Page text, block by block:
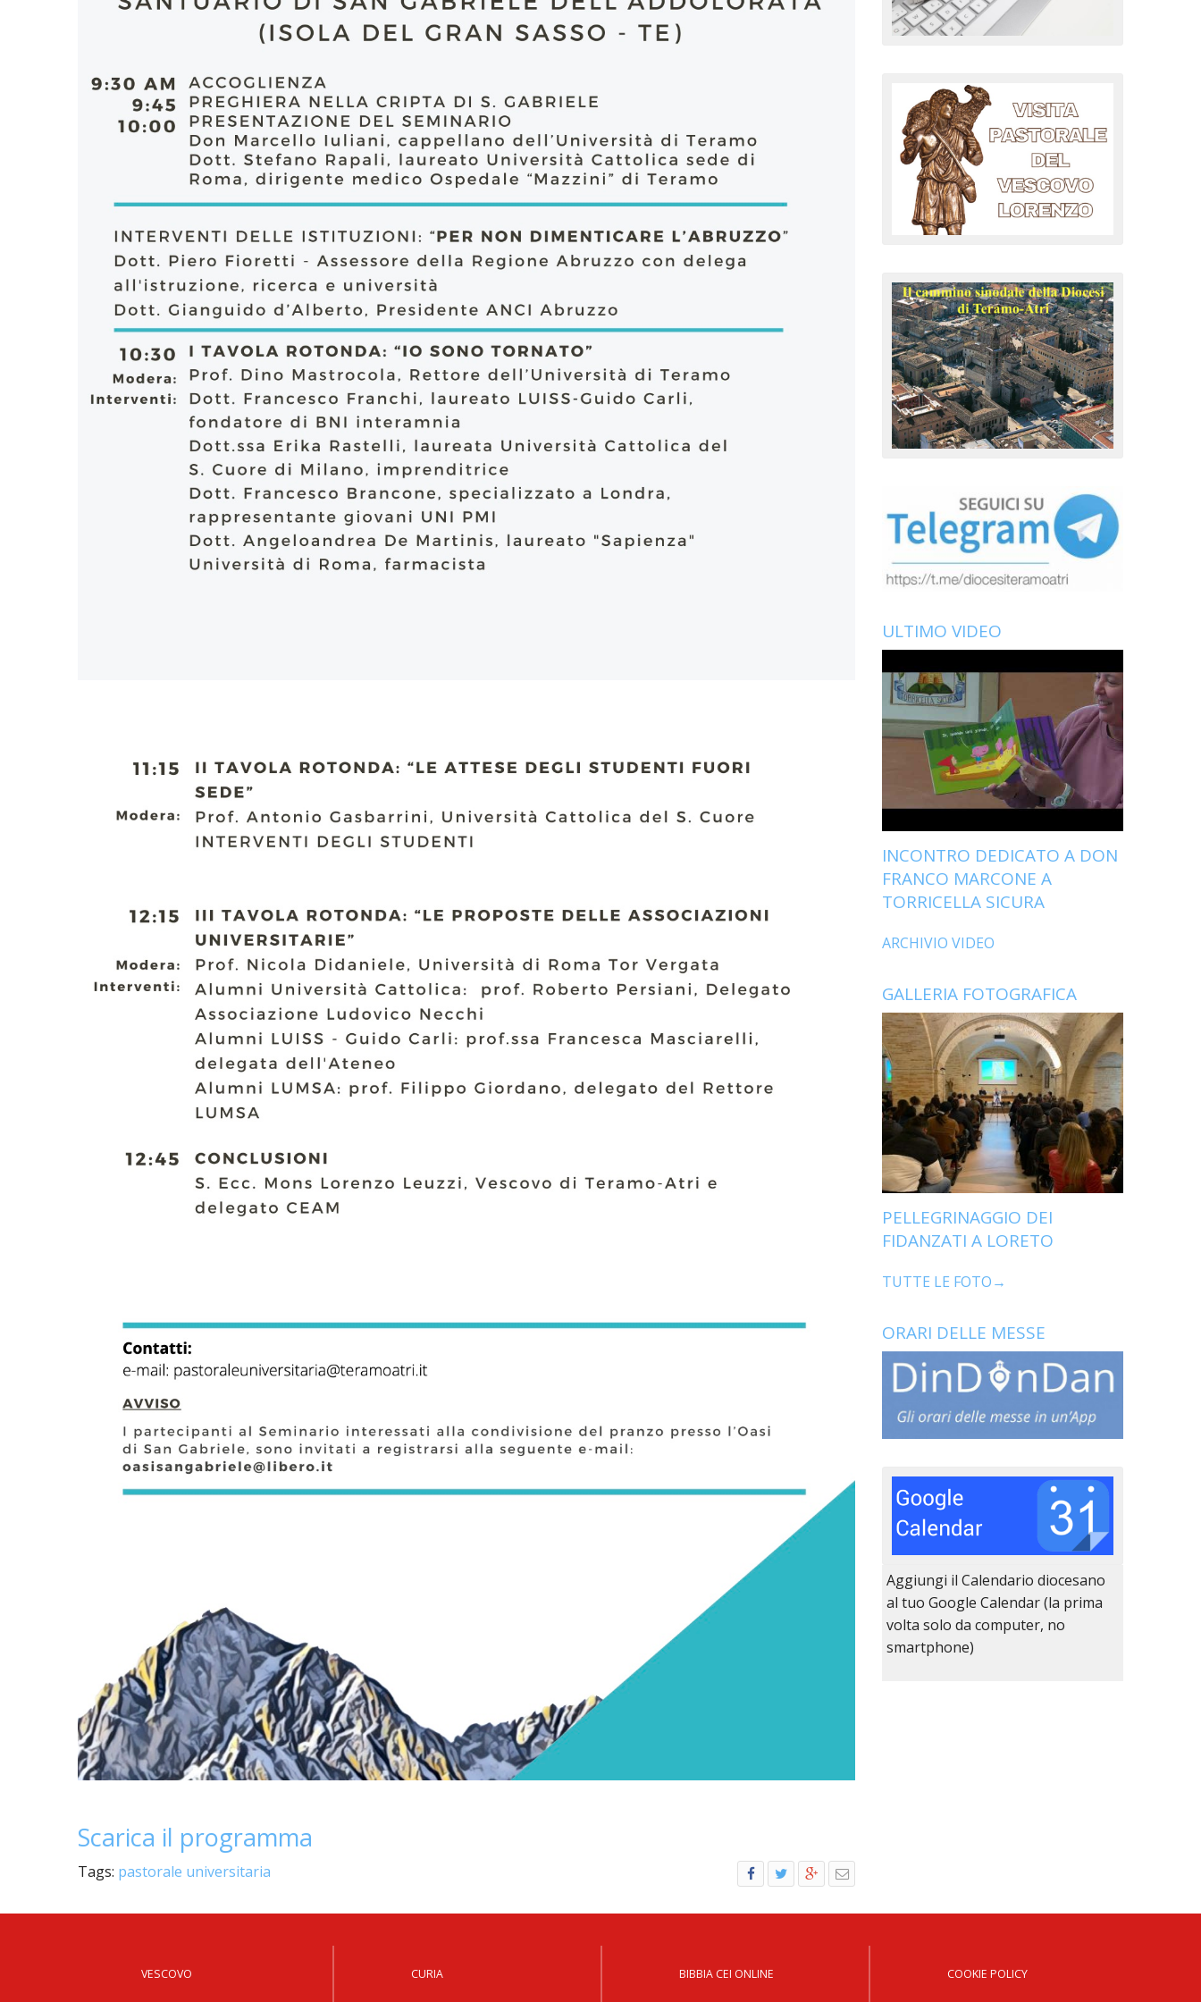
EVANGELIZZAZIONE DELLA CULTURA
PASTORALE UNIVERSITARIA
INSEGNAMENTO RELIGIONE CATTOLICA
UFFICIO LITURGICO
MIGRANTES
PASTORALE DELLA FAMIGLIA
PASTORALE DELLA SALUTE
PASTORALE DELLE VOCAZIONI
PASTORALE GIOVANILE
LAICATO
PROBLEMI SOCIALI E LAVORO
PROMOZIONE E SOSTEGNO ECONOMICO ALLA CHIESA CATTOLICA
UFFICIO PER I PELLEGRINAGGI
UNITALSI
Scarica il programma
Tags: pastorale universitaria
ULTIMO VIDEO
INCONTRO DEDICATO A DON
FRANCO MARCONE A
TORRICELLA SICURA
ARCHIVIO VIDEO
GALLERIA FOTOGRAFICA
PELLEGRINAGGIO DEI
FIDANZATI A LORETO
TUTTE LE FOTO→
ORARI DELLE MESSE
Aggiungi il Calendario diocesano
al tuo Google Calendar (la prima
volta solo da computer, no
smartphone)
VESCOVO CURIA BIBBIA CEI ONLINE COOKIE POLICY